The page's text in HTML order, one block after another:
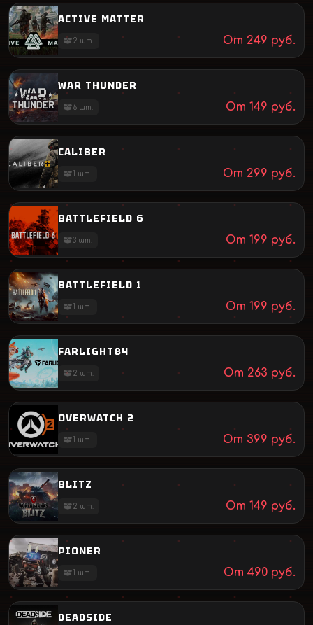
ACTIVE MATTER
2 шт. От 249 руб.
WAR THUNDER
6 шт. От 149 руб.
CALIBER
1 шт. От 299 руб.
BATTLEFIELD 6
3 шт. От 199 руб.
BATTLEFIELD 1
1 шт. От 199 руб.
FARLIGHT84
2 шт. От 263 руб.
OVERWATCH 2
1 шт. От 399 руб.
BLITZ
2 шт. От 149 руб.
PIONER
1 шт. От 490 руб.
DEADSIDE